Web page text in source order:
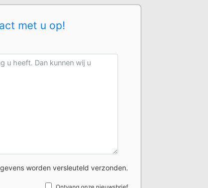
met u op!
worden versleuteld verzonden.